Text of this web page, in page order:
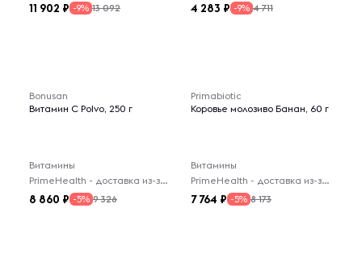
11 902 -9% 13 092 4 283 -9% 4 711
Bonusan
Витамин C Polvo, 250 г
Витамины
PrimeHealth - доставка из-за рубежа
8 860 -5% 9 326
Primabiotic
Коровье молозиво Банан, 60 г
Витамины
PrimeHealth - доставка из-за рубежа
7 764 -5% 8 173